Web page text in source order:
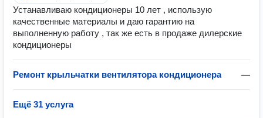
Устанавливаю кондиционеры 10 лет , использую
качественные материалы и даю гарантию на
выполненную работу , так же есть в продаже дилерские
кондиционеры
Ремонт крыльчатки вентилятора кондиционера —
Ещё 31 услуга